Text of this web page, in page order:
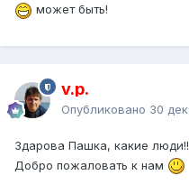
может быть!
v.p.
Опубликовано 30
Здарова Пашка, какие люди!!
Добро пожаловать к нам